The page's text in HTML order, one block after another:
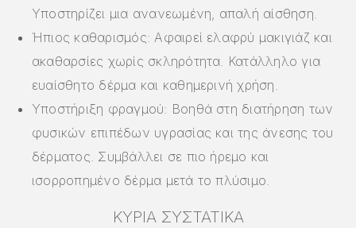
Υποστηρίζει μια ανανεωμένη, απαλή αίσθηση.
Ήπιος καθαρισμός: Αφαιρεί ελαφρύ μακιγιάζ και
ακαθαρσίες χωρίς σκληρότητα. Κατάλληλο για
ευαίσθητο δέρμα και καθημερινή χρήση.
Υποστήριξη φραγμού: Βοηθά στη διατήρηση των
φυσικών επιπέδων υγρασίας και της άνεσης του
δέρματος. Συμβάλλει σε πιο ήρεμο και
ισορροπημένο δέρμα μετά το πλύσιμο.
ΚΎΡΙΑ ΣΥΣΤΑΤΙΚΆ